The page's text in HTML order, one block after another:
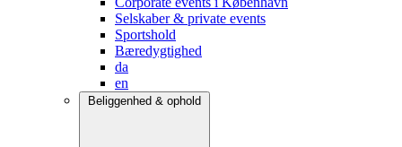
Selskaber & private events
Sportshold
Bæredygtighed
da
en
Beliggenhed & ophold